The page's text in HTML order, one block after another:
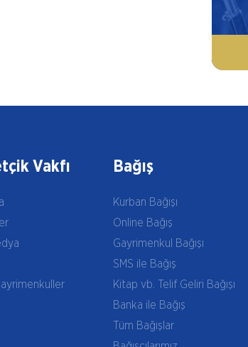
Vakfı Bağış
Kurban Bağışı
Online Bağış
Gayrimenkul Bağışı
SMS ile Bağış
Kitap vb. Telif Geliri Bağışı
Banka ile Bağış
Tüm Bağışlar